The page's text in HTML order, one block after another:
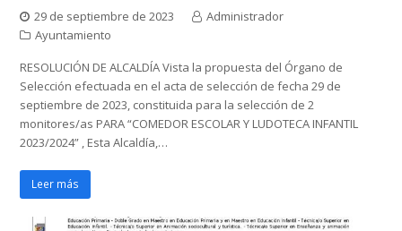
29 de septiembre de 2023
Administrador
Ayuntamiento
RESOLUCIÓN DE ALCALDÍA Vista la propuesta del Órgano de
Selección efectuada en el acta de selección de fecha 29 de
septiembre de 2023, constituida para la selección de 2
monitores/as PARA “COMEDOR ESCOLAR Y LUDOTECA INFANTIL
2023/2024” , Esta Alcaldía,…
Leer más